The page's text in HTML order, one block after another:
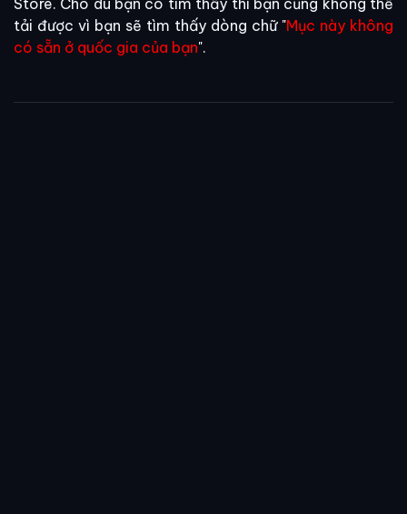
tải được vì bạn sẽ tìm thấy dòng chữ "Mục này không
có sẵn ở quốc gia của bạn".